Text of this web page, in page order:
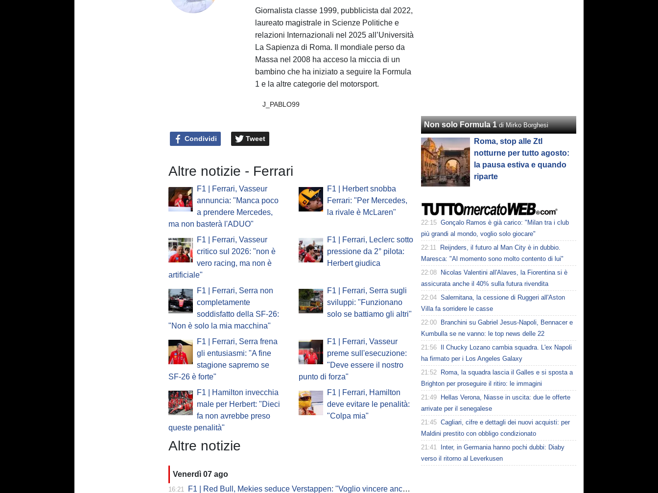
Giornalista classe 1999, pubblicista dal 2022,
laureato magistrale in Scienze Politiche e
relazioni Internazionali nel 2025 all’Università
La Sapienza di Roma. Il mondiale perso da
Massa nel 2008 ha acceso la miccia di un
bambino che ha iniziato a seguire la Formula
1 e la altre categorie del motorsport.
J_PABLO99
Condividi Tweet
Altre notizie - Ferrari
F1 | Ferrari, Vasseur
annuncia: "Manca poco
a prendere Mercedes,
ma non basterà l'ADUO"
F1 | Herbert snobba
Ferrari: "Per Mercedes,
la rivale è McLaren"
F1 | Ferrari, Vasseur
critico sul 2026: "non è
vero racing, ma non è
artificiale"
F1 | Ferrari, Leclerc sotto
pressione da 2° pilota:
Herbert giudica
F1 | Ferrari, Serra non
completamente
soddisfatto della SF-26:
"Non è solo la mia macchina"
F1 | Ferrari, Serra sugli
sviluppi: "Funzionano
solo se battiamo gli altri"
F1 | Ferrari, Serra frena
gli entusiasmi: "A fine
stagione sapremo se
SF-26 è forte"
F1 | Ferrari, Vasseur
preme sull'esecuzione:
"Deve essere il nostro
punto di forza"
F1 | Hamilton invecchia
male per Herbert: "Dieci
fa non avrebbe preso
queste penalità"
F1 | Ferrari, Hamilton
deve evitare le penalità:
"Colpa mia"
Altre notizie
Venerdì 07 ago
16:21 F1 | Red Bull, Mekies seduce Verstappen: "Voglio vincere anch'io"
Non solo Formula 1 di Mirko Borghesi
Roma, stop alle Ztl
notturne per tutto agosto:
la pausa estiva e quando
riparte
22:15 Gonçalo Ramos è già carico: "Milan tra i club
più grandi al mondo, voglio solo giocare"
22:11
Reijnders, il futuro al Man City è in dubbio.
Maresca: "Al momento sono molto contento di lui"
22:08
Nicolas Valentini all'Alaves, la Fiorentina si è
assicurata anche il 40% sulla futura rivendita
22:04 Salernitana, la cessione di Ruggeri all'Aston
Villa fa sorridere le casse
22:00
Branchini su Gabriel Jesus-Napoli, Bennacer e
Kumbulla se ne vanno: le top news delle 22
21:56
Il Chucky Lozano cambia squadra. L'ex Napoli
ha firmato per i Los Angeles Galaxy
21:52
Roma, la squadra lascia il Galles e si sposta a
Brighton per proseguire il ritiro: le immagini
21:49
Hellas Verona, Niasse in uscita: due le offerte
arrivate per il senegalese
21:45 Cagliari, cifre e dettagli dei nuovi acquisti: per
Maldini prestito con obbligo condizionato
21:41
Inter, in Germania hanno pochi dubbi: Diaby
verso il ritorno al Leverkusen